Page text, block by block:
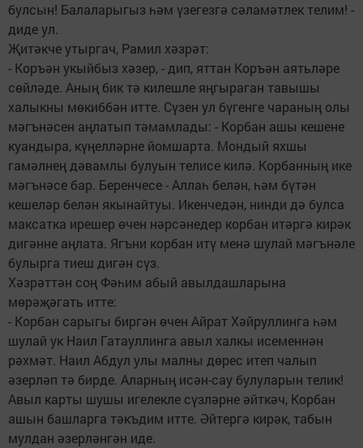
булсын! Балаларыгыз һәм үзегезгә сәламәтлек телим! -
диде ул.
Җитәкче утыргач, Рамил хәзрәт:
- Коръән укыйбыз хәзер, - дип, яттан Коръән аятьләре
сөйләде. Аның бик тә килешле яңгыраган тавышы
халыкны мөкиббән итте. Сүзен ул бүгенге чараның олы
мәгънәсен аңлатып тәмамлады: - Корбан ашы кешене
куандыра, күңелләрне йомшарта. Мондый яхшы
гамәлнең дәвамлы булуын телисе килә. Корбанның ике
мәгънәсе бар. Беренчесе - Аллаһ белән, һәм бүтән
кешеләр белән якынайтуы. Икенчедән, нинди дә булса
максатка ирешер өчен нәрсәнедер корбан итәргә кирәк
дигәнне аңлата. Ягъни корбан итү менә шулай мәгънәле
булырга тиеш дигән сүз.
Хәзрәттән соң Фәһим абый авылдашларына
мөрәҗәгать итте:
- Корбан сарыгы биргән өчен Айрат Хәйруллинга һәм
шулай ук Наил Гатауллинга авыл халкы исеменнән
рәхмәт. Наил Абдул улы малны дөрес итеп чалып
әзерләп тә бирде. Аларның исән-сау булуларын телик!
Авыл карты шушы игелекле сүзләрне әйткәч, Корбан
ашын башларга тәкъдим итте. Әйтергә кирәк, табын
мулдан әзерләнгән иде.